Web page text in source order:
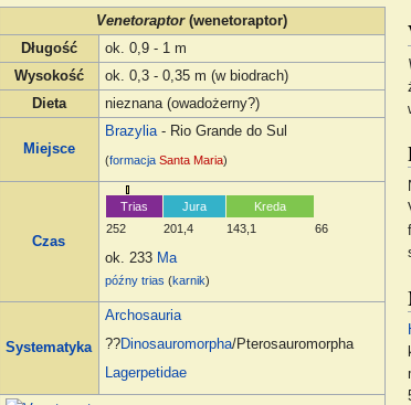
Venetoraptor(wenetoraptor)
Długość
ok. 0,9 - 1 m
Wysokość
ok. 0,3 - 0,35 m (w biodrach)
Dieta
nieznana (owadożerny?)
Miejsce
Brazylia- Rio Grande do Sul
(formacja Santa Maria)
Czas
Trias
252
Jura
201,4
Kreda
143,1
66
ok. 233 Ma
późny trias (karnik)
Systematyka
Archosauria
??Dinosauromorpha/Pterosauromorpha
Lagerpetidae